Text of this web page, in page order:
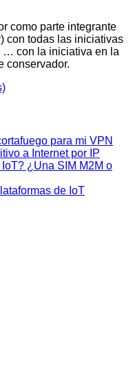
como parte integrante
con todas las iniciativas
… con la iniciativa en la
conservador.
para mi VPN
a Internet por IP
¿Una SIM M2M o
de IoT